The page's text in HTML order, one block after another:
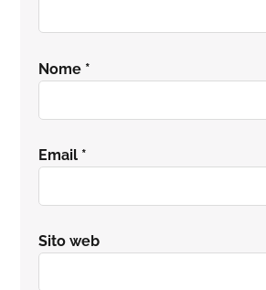
Nome *
Email *
Sito web